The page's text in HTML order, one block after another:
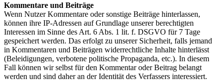
Kommentare und Beiträge
Wenn Nutzer Kommentare oder sonstige Beiträge hinterlassen,
können ihre IP-Adressen auf Grundlage unserer berechtigten
Interessen im Sinne des Art. 6 Abs. 1 lit. f. DSGVO für 7 Tage
gespeichert werden. Das erfolgt zu unserer Sicherheit, falls jemand
in Kommentaren und Beiträgen widerrechtliche Inhalte hinterlässt
(Beleidigungen, verbotene politische Propaganda, etc.). In diesem
Fall können wir selbst für den Kommentar oder Beitrag belangt
werden und sind daher an der Identität des Verfassers interessiert.